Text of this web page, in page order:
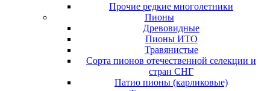
Прочие редкие многолетники
Пионы
Древовидные
Пионы ИТО
Травянистые
Сорта пионов отечественной селекции и
стран СНГ
Патио пионы (карликовые)